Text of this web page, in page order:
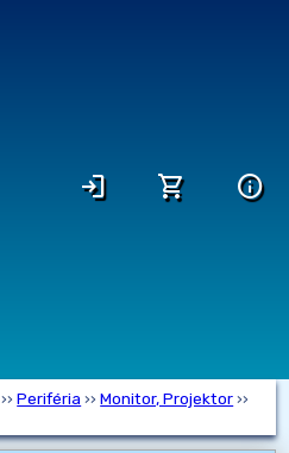
login shopping_cart info
››Periféria ››Monitor, Projektor››